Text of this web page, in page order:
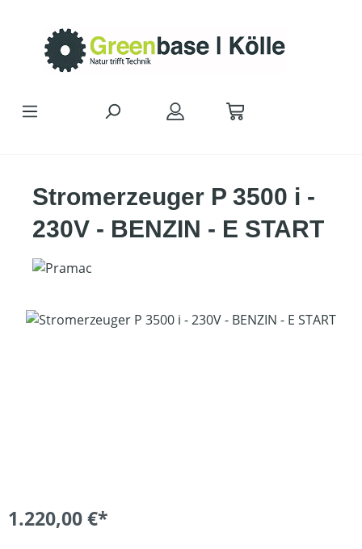
Stromerzeuger P 3500 i -
230V - BENZIN - E START
Bildergalerie überspringen
1.220,00 €*